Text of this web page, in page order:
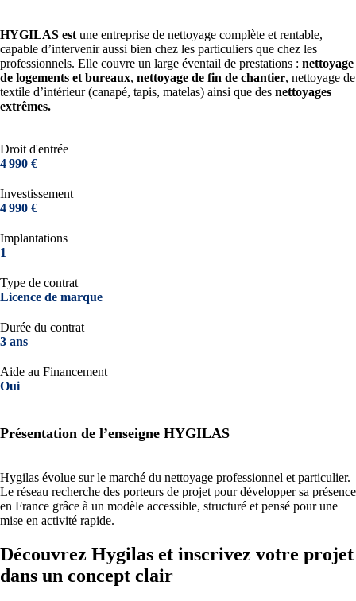
HYGILAS est une entreprise de nettoyage complète et rentable,
capable d’intervenir aussi bien chez les particuliers que chez les
professionnels. Elle couvre un large éventail de prestations : nettoyage
de logements et bureaux, nettoyage de fin de chantier, nettoyage de
textile d’intérieur (canapé, tapis, matelas) ainsi que des nettoyages
extrêmes.
Droit d'entrée
4 990 €
Investissement
4 990 €
Implantations
1
Type de contrat
Licence de marque
Durée du contrat
3 ans
Aide au Financement
Oui
Présentation de l’enseigne HYGILAS
Hygilas évolue sur le marché du nettoyage professionnel et particulier.
Le réseau recherche des porteurs de projet pour développer sa présence
en France grâce à un modèle accessible, structuré et pensé pour une
mise en activité rapide.
Découvrez Hygilas et inscrivez votre projet
dans un concept clair